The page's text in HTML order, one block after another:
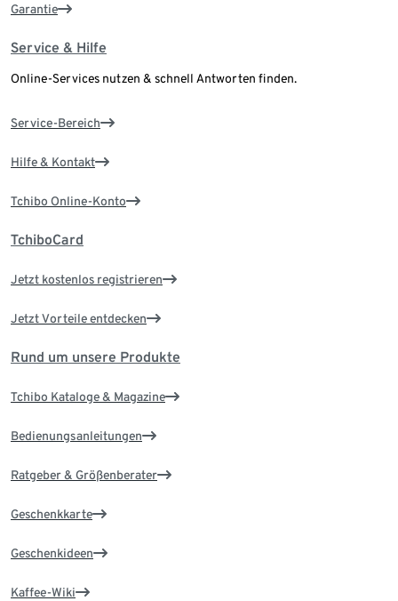
Garantie
Service & Hilfe
Online-Services nutzen & schnell Antworten finden.
Service-Bereich
Hilfe & Kontakt
Tchibo Online-Konto
TchiboCard
Jetzt kostenlos registrieren
Jetzt Vorteile entdecken
Rund um unsere Produkte
Tchibo Kataloge & Magazine
Bedienungsanleitungen
Ratgeber & Größenberater
Geschenkkarte
Geschenkideen
Kaffee-Wiki